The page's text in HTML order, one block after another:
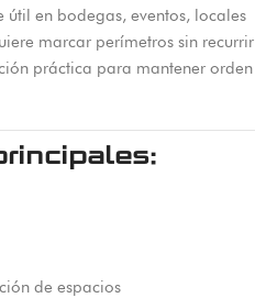
en bodegas, eventos, locales
marcar perímetros sin recurrir
práctica para mantener orden
de espacios